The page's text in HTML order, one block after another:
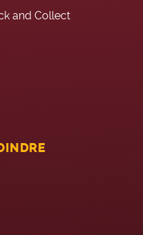
and Collect